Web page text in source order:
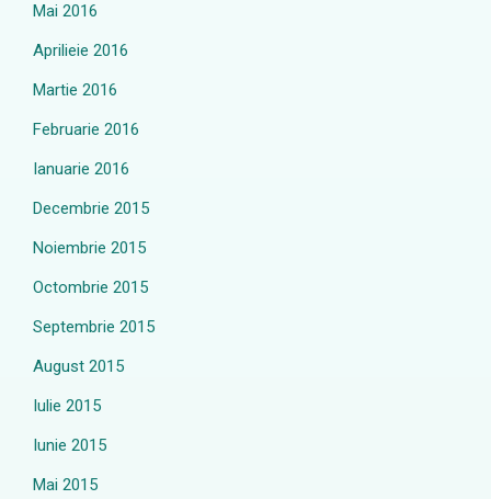
Mai 2016
Aprilieie 2016
Martie 2016
Februarie 2016
Ianuarie 2016
Decembrie 2015
Noiembrie 2015
Octombrie 2015
Septembrie 2015
August 2015
Iulie 2015
Iunie 2015
Mai 2015